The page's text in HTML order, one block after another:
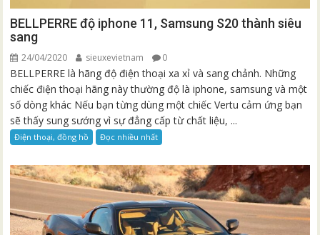
BELLPERRE độ iphone 11, Samsung S20 thành siêu
sang
24/04/2020 sieuxevietnam 0
BELLPERRE là hãng độ điện thoại xa xỉ và sang chảnh. Những
chiếc điện thoại hãng này thường độ là iphone, samsung và một
số dòng khác Nếu bạn từng dùng một chiếc Vertu cảm ứng bạn
sẽ thấy sung sướng vì sự đẳng cấp từ chất liệu, ...
Điện thoại, đồng hồ Đọc nhiều nhất